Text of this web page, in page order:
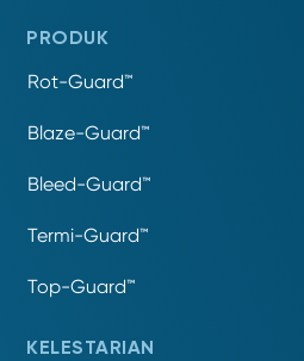
PRODUK
Rot-Guard™
Blaze-Guard™
Bleed-Guard™
Termi-Guard™
Top-Guard™
KELESTARIAN